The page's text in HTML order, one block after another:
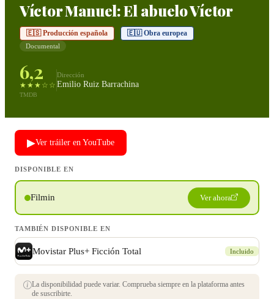
Víctor Manuel: El abuelo Víctor
🇪🇸 Producción española 🇪🇺 Obra europea
Documental
6,2
★★★☆☆
TMDB
Dirección
Emilio Ruiz Barrachina
▶Ver tráiler en YouTube
DISPONIBLE EN
Filmin Ver ahora
TAMBIÉN DISPONIBLE EN
Movistar Plus+ Ficción Total Incluido
La disponibilidad puede variar. Comprueba siempre en la plataforma antes
de suscribirte.